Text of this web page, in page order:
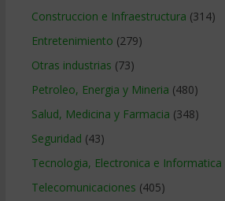
Construccion e Infraestructura (314)
Entretenimiento (279)
Otras industrias (73)
Petroleo, Energia y Mineria (480)
Salud, Medicina y Farmacia (348)
Seguridad (43)
Tecnologia, Electronica e Informatica
Telecomunicaciones (405)